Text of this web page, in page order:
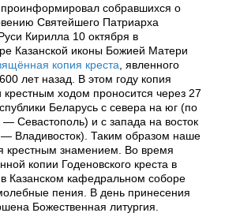
собравшихся о
Святейшего Патриарха
Кирилла 10 октября в
Казанской иконы Божией Матери
копия креста , явленного
лет назад. В этом году копия
ходом проносится через 27
Беларусь с севера на юг (по
Севастополь) и с запада на восток
Владивосток). Таким образом наше
крестным знамением. Во время
копии Годеновского креста в
Казанском кафедральном соборе
пения. В день принесения
Божественная литургия.